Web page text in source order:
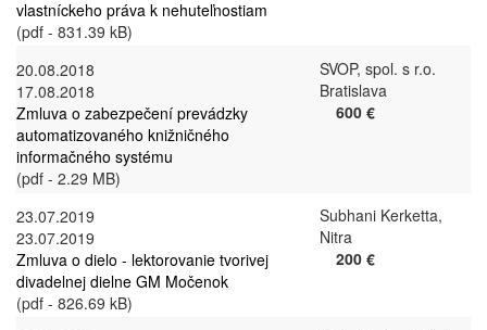
vlastníckeho práva k nehuteľnostiam
(pdf - 831.39 kB)
20.08.2018
17.08.2018
Zmluva o zabezpečení prevádzky
automatizovaného knižničného
informačného systému
(pdf - 2.29 MB)
SVOP, spol. s r.o.
Bratislava
600 €
23.07.2019
23.07.2019
Zmluva o dielo - lektorovanie tvorivej
divadelnej dielne GM Močenok
(pdf - 826.69 kB)
Subhani Kerketta,
Nitra
200 €